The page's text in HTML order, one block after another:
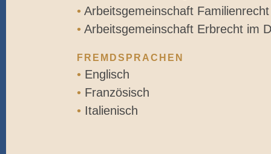
• Arbeitsgemeinschaft
• Arbeitsgemeinschaft Erbrecht im
FREMDSPRACHEN
• Englisch
• Französisch
• Italienisch